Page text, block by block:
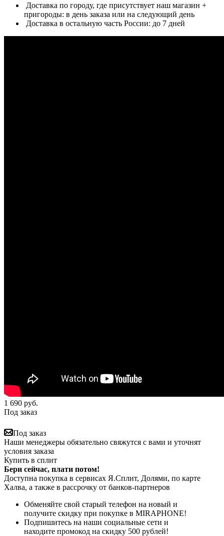
Доставка по городу, где присутствует наш магазин +
пригороды: в день заказа или на следующий день
Доставка в остальную часть России: до 7 дней
1 690 руб.
Под заказ
Под заказ
Наши менеджеры обязательно свяжутся с вами и уточнят
условия заказа
Купить в сплит
Бери сейчас, плати потом!
Доступна покупка в сервисах Я.Сплит, Долями, по карте
Халва, а также в рассрочку от банков-партнеров
Обменяйте свой старый телефон на новый и
получите скидку при покупке в MIRAPHONE!
Подпишитесь на наши социальные сети и
находите промокод на скидку 500 рублей!